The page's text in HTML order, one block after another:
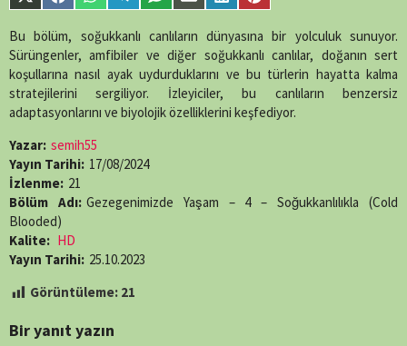
single-
line89
on
(Twitter)
on
Facebook
on
WhatsApp
on
Telegram
on
SMS
on
Email
on
LinkedIn
on
Pinterest
Bu bölüm, soğukkanlı canlıların dünyasına bir yolculuk sunuyor.
Sürüngenler, amfibiler ve diğer soğukkanlı canlılar, doğanın sert
koşullarına nasıl ayak uydurduklarını ve bu türlerin hayatta kalma
stratejilerini sergiliyor. İzleyiciler, bu canlıların benzersiz
adaptasyonlarını ve biyolojik özelliklerini keşfediyor.
Yazar: semih55
Yayın Tarihi: 17/08/2024
İzlenme: 21
Bölüm Adı: Gezegenimizde Yaşam – 4 – Soğukkanlılıkla (Cold
Blooded)
Kalite: HD
Yayın Tarihi: 25.10.2023
Görüntüleme: 21
Bir yanıt yazın